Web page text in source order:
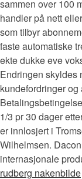
sammen over 100
handler på nett
som tilbyr
faste automatiske
ekte dukke eve
Endringen skyldes
kundefordringer
1/3 pr 30 dager
er innlosjert i
Wilhelmsen.
internasjonale
rudberg nakenbilde